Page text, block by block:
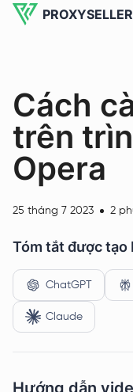
PROXYSELLER
Cách
trên
Opera
25 tháng 7 2023 2
Tóm tắt được tạo
ChatGPT
Claude
Hướng dẫn